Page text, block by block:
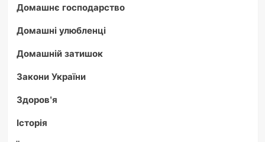
Домашнє господарство
Домашні улюбленці
Домашній затишок
Закони України
Здоров'я
Історія